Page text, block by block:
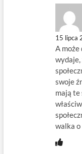
15 lipca
A może
swoje
mają te
walka